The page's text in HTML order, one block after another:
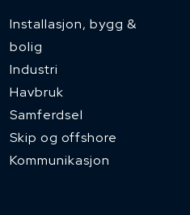
Installasjon, bygg &
bolig
Industri
Havbruk
Samferdsel
Skip og offshore
Kommunikasjon